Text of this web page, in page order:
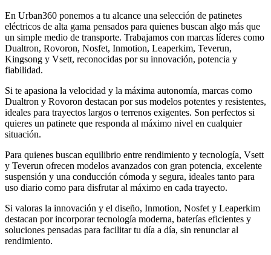
En Urban360 ponemos a tu alcance una selección de patinetes
eléctricos de alta gama pensados para quienes buscan algo más que
un simple medio de transporte. Trabajamos con marcas líderes como
Dualtron, Rovoron, Nosfet, Inmotion, Leaperkim, Teverun,
Kingsong y Vsett, reconocidas por su innovación, potencia y
fiabilidad.
Si te apasiona la velocidad y la máxima autonomía, marcas como
Dualtron y Rovoron destacan por sus modelos potentes y resistentes,
ideales para trayectos largos o terrenos exigentes. Son perfectos si
quieres un patinete que responda al máximo nivel en cualquier
situación.
Para quienes buscan equilibrio entre rendimiento y tecnología, Vsett
y Teverun ofrecen modelos avanzados con gran potencia, excelente
suspensión y una conducción cómoda y segura, ideales tanto para
uso diario como para disfrutar al máximo en cada trayecto.
Si valoras la innovación y el diseño, Inmotion, Nosfet y Leaperkim
destacan por incorporar tecnología moderna, baterías eficientes y
soluciones pensadas para facilitar tu día a día, sin renunciar al
rendimiento.